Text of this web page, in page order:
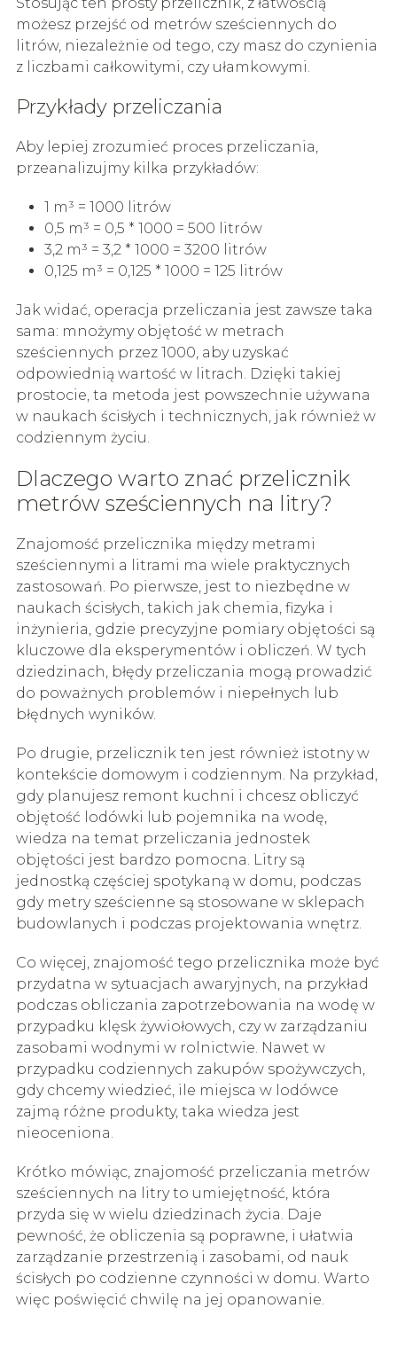
możesz przejść od metrów sześciennych do
litrów, niezależnie od tego, czy masz do czynienia
z liczbami całkowitymi, czy ułamkowymi.
Przykłady przeliczania
Aby lepiej zrozumieć proces przeliczania,
przeanalizujmy kilka przykładów:
1 m³ = 1000 litrów
0,5 m³ = 0,5 * 1000 = 500 litrów
3,2 m³ = 3,2 * 1000 = 3200 litrów
0,125 m³ = 0,125 * 1000 = 125 litrów
Jak widać, operacja przeliczania jest zawsze taka
sama: mnożymy objętość w metrach
sześciennych przez 1000, aby uzyskać
odpowiednią wartość w litrach. Dzięki takiej
prostocie, ta metoda jest powszechnie używana
w naukach ścisłych i technicznych, jak również w
codziennym życiu.
Dlaczego warto znać przelicznik
metrów sześciennych na litry?
Znajomość przelicznika między metrami
sześciennymi a litrami ma wiele praktycznych
zastosowań. Po pierwsze, jest to niezbędne w
naukach ścisłych, takich jak chemia, fizyka i
inżynieria, gdzie precyzyjne pomiary objętości są
kluczowe dla eksperymentów i obliczeń. W tych
dziedzinach, błędy przeliczania mogą prowadzić
do poważnych problemów i niepełnych lub
błędnych wyników.
Po drugie, przelicznik ten jest również istotny w
kontekście domowym i codziennym. Na przykład,
gdy planujesz remont kuchni i chcesz obliczyć
objętość lodówki lub pojemnika na wodę,
wiedza na temat przeliczania jednostek
objętości jest bardzo pomocna. Litry są
jednostką częściej spotykaną w domu, podczas
gdy metry sześcienne są stosowane w sklepach
budowlanych i podczas projektowania wnętrz.
Co więcej, znajomość tego przelicznika może być
przydatna w sytuacjach awaryjnych, na przykład
podczas obliczania zapotrzebowania na wodę w
przypadku klęsk żywiołowych, czy w zarządzaniu
zasobami wodnymi w rolnictwie. Nawet w
przypadku codziennych zakupów spożywczych,
gdy chcemy wiedzieć, ile miejsca w lodówce
zajmą różne produkty, taka wiedza jest
nieoceniona.
Krótko mówiąc, znajomość przeliczania metrów
sześciennych na litry to umiejętność, która
przyda się w wielu dziedzinach życia. Daje
pewność, że obliczenia są poprawne, i ułatwia
zarządzanie przestrzenią i zasobami, od nauk
ścisłych po codzienne czynności w domu. Warto
więc poświęcić chwilę na jej opanowanie.